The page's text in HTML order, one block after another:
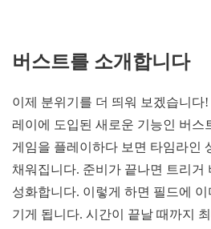
버스트를 소개합니다
이제 분위기를 더 띄워 보겠습니다!
레이에 도입된 새로운 기능인 버스
게임을 플레이하다 보면 타임라인
채워집니다. 준비가 끝나면 트리거
성화합니다. 이렇게 하면 필드에
기게 됩니다. 시간이 끝날 때까지